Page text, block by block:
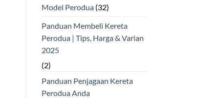
Model Perodua(32)
Panduan Membeli Kereta
Perodua | Tips, Harga & Varian
2025
(2)
Panduan Penjagaan Kereta
Perodua Anda